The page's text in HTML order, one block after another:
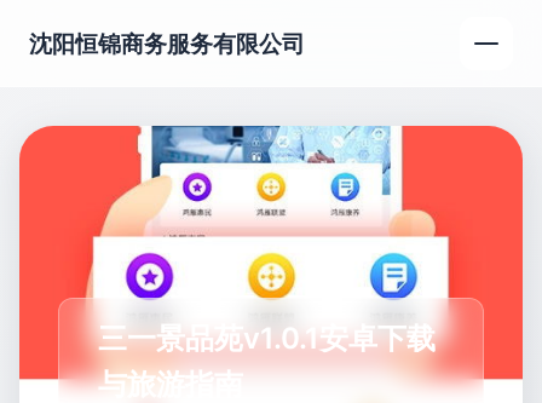
沈阳恒锦商务服务有限公司
三一景品苑v1.0.1安卓下载
与旅游指南